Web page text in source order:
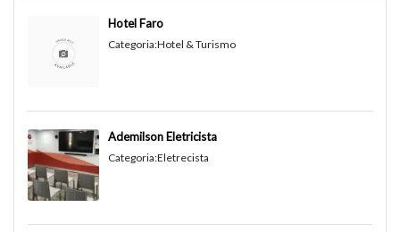
Hotel Faro
Categoria:Hotel & Turismo
Ademilson Eletricista
Categoria:Eletrecista